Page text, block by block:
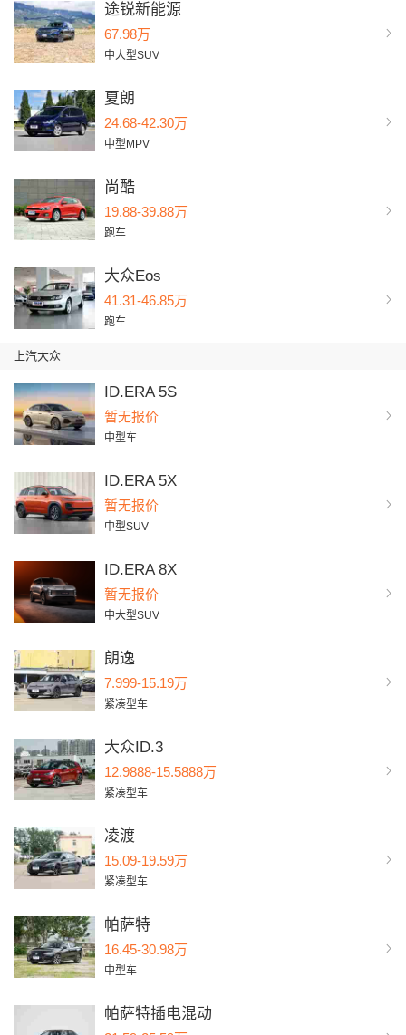
途锐新能源
67.98万
中大型SUV
夏朗
24.68-42.30万
中型MPV
尚酷
19.88-39.88万
跑车
大众Eos
41.31-46.85万
跑车
上汽大众
ID.ERA 5S
暂无报价
中型车
ID.ERA 5X
暂无报价
中型SUV
ID.ERA 8X
暂无报价
中大型SUV
朗逸
7.999-15.19万
紧凑型车
大众ID.3
12.9888-15.5888万
紧凑型车
凌渡
15.09-19.59万
紧凑型车
帕萨特
16.45-30.98万
中型车
帕萨特插电混动